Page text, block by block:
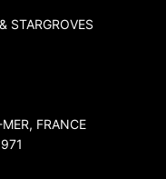
STARGROVES
FRANCE